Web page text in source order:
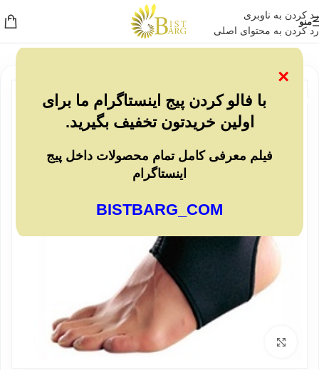
رد کردن به ناوبری
رد کردن به محتوای اصلی
منو
×
با فالو کردن پیج اینستاگرام ما برای
اولین خریدتون تخفیف بگیرید.
فیلم معرفی کامل تمام محصولات داخل پیج
اینستاگرام
BISTBARG_COM